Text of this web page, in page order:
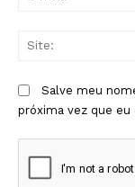
Salve meu
próxima vez que eu